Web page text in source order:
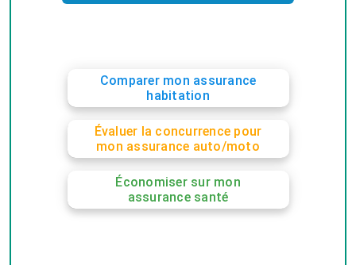
Comparer mon assurance
habitation
Évaluer la concurrence pour
mon assurance auto/moto
Économiser sur mon
assurance santé